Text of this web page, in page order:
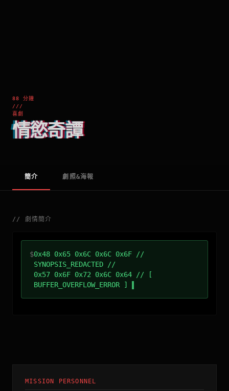
88 分鐘
///
喜劇
情慾奇譚
簡介 劇照&海報
// 劇情簡介
$0x48 0x65 0x6C 0x6C 0x6F //
SYNOPSIS_REDACTED //
0x57 0x6F 0x72 0x6C 0x64 // [
BUFFER_OVERFLOW_ERROR ]
MISSION PERSONNEL